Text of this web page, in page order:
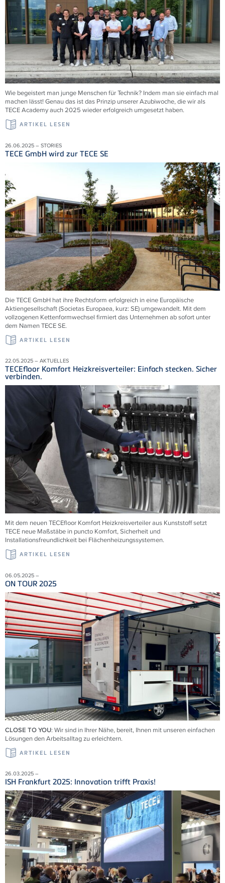
Wie begeistert man junge Menschen für Technik? Indem man sie einfach mal
machen lässt! Genau das ist das Prinzip unserer Azubiwoche, die wir als
TECE Academy auch 2025 wieder erfolgreich umgesetzt haben.
ARTIKEL LESEN
26.06.2025 – STORIES
TECE GmbH wird zur TECE SE
Die TECE GmbH hat ihre Rechtsform erfolgreich in eine Europäische
Aktiengesellschaft (Societas Europaea, kurz: SE) umgewandelt. Mit dem
vollzogenen Kettenformwechsel firmiert das Unternehmen ab sofort unter
dem Namen TECESE.
ARTIKEL LESEN
22.05.2025 – AKTUELLES
TECEfloor Komfort Heizkreisverteiler: Einfach stecken. Sicher
verbinden.
Mit dem neuen TECEfloor Komfort Heizkreisverteiler aus Kunststoff setzt
TECE neue Maßstäbe in puncto Komfort, Sicherheit und
Installationsfreundlichkeit bei Flächenheizungssystemen.
ARTIKEL LESEN
06.05.2025 –
ON TOUR 2025
CLOSE TO YOU: Wir sind in Ihrer Nähe, bereit, Ihnen mit unseren einfachen
Lösungen den Arbeitsalltag zu erleichtern.
ARTIKEL LESEN
26.03.2025 –
ISH Frankfurt 2025: Innovation trifft Praxis!